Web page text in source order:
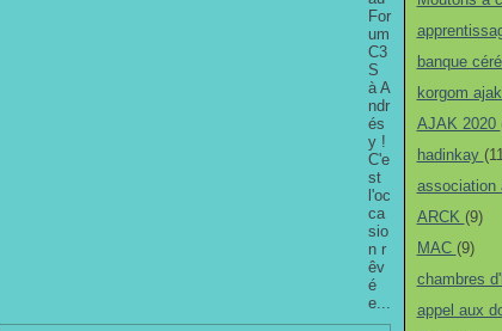
For
um
C3
S
à A
ndr
és
y !
C'e
st
l'oc
ca
sio
n r
êv
é
e...
banque
korgom ajak
AJAK 2020
hadinkay
association
ARCK (9)
MAC (9)
chambres
appel aux